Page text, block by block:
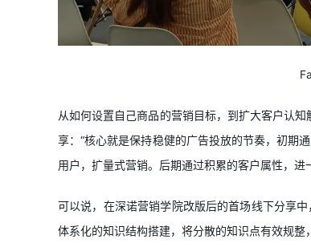
从如何设置自己商品的营销目标，到扩大客户认
享：“核心就是保持稳健的广告投放的节奏，初期
用户，扩量式营销。后期通过积累的客户属性，进
可以说，在深诺营销学院改版后的首场线下分享
体系化的知识结构搭建，将分散的知识点有效规整